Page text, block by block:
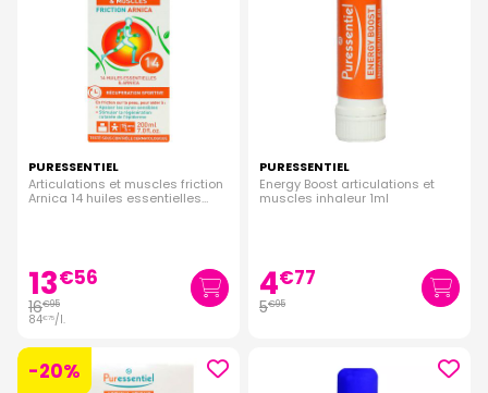
PURESSENTIEL
Articulations et muscles friction
Arnica 14 huiles essentielles
13€56
16€95
84€75/l.
PURESSENTIEL
Energy Boost articulations et
muscles inhaleur 1ml
4€77
5€95
-20%